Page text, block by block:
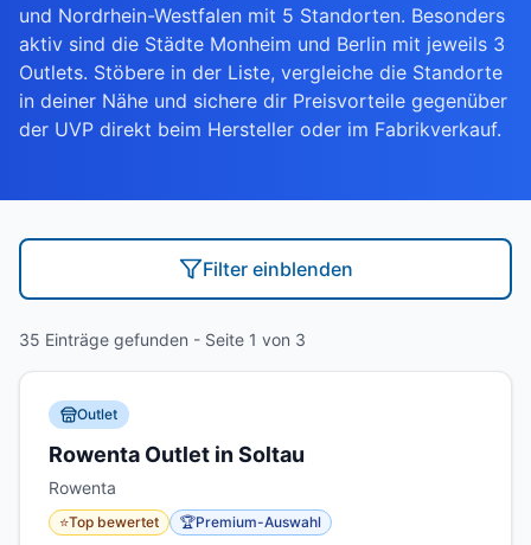
und Nordrhein-Westfalen mit 5 Standorten. Besonders
aktiv sind die Städte Monheim und Berlin mit jeweils 3
Outlets. Stöbere in der Liste, vergleiche die Standorte
in deiner Nähe und sichere dir Preisvorteile gegenüber
der UVP direkt beim Hersteller oder im Fabrikverkauf.
Filter einblenden
35 Einträge gefunden - Seite 1 von 3
Outlet
Rowenta Outlet in Soltau
Rowenta
⭐Top bewertet 🏆Premium-Auswahl